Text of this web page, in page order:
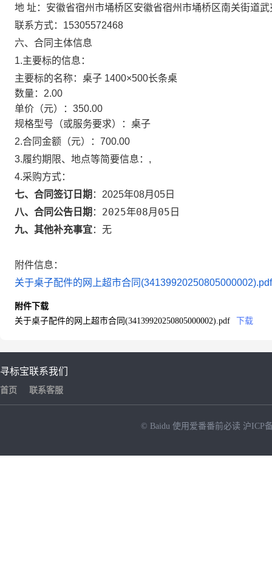
地 址： 安徽省宿州市埇桥区安徽省宿州市埇桥区南关街道武
联系方式： 15305572468
六、合同主体信息
1.主要标的信息：
主要标的名称： 桌子 1400×500长条桌
数量： 2.00
单价（元）： 350.00
规格型号（或服务要求）： 桌子
2.合同金额（元）： 700.00
3.履约期限、地点等简要信息： ,
4.采购方式：
七、合同签订日期 ： 2025年08月05日
八、合同公告日期 ： 2025年08月05日
九、其他补充事宜： 无
附件信息：
关于桌子配件的网上超市合同(34139920250805000002).pdf
附件下载
关于桌子配件的网上超市合同(34139920250805000002).pdf
下载
寻标宝
首页
联系我们
联系客服
© Baidu 使用爱番番前必读 沪ICP